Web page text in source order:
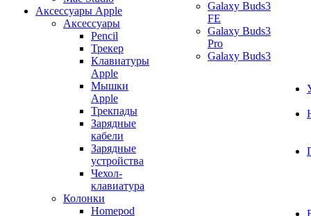
Аксессуары Apple
Аксессуары
Pencil
Трекер
Клавиатуры
Apple
Мышки
Apple
Трекпады
Зарядные
кабели
Зарядные
устройства
Чехол-
клавиатура
Колонки
Homepod
Galaxy Buds3
FE
Galaxy Buds3
Pro
Galaxy Buds3